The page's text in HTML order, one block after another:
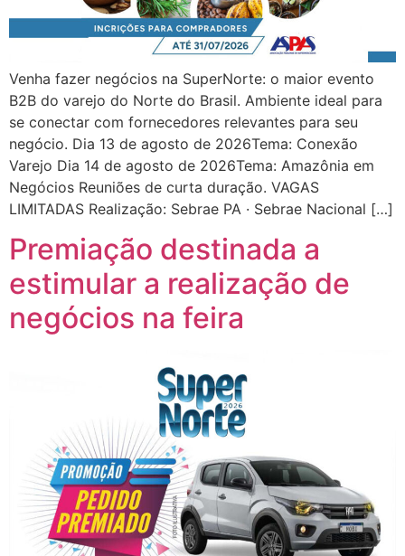
Venha fazer negócios na SuperNorte: o maior evento
B2B do varejo do Norte do Brasil. Ambiente ideal para
se conectar com fornecedores relevantes para seu
negócio. Dia 13 de agosto de 2026Tema: Conexão
Varejo Dia 14 de agosto de 2026Tema: Amazônia em
Negócios Reuniões de curta duração. VAGAS
LIMITADAS Realização: Sebrae PA · Sebrae Nacional […]
Premiação destinada a
estimular a realização de
negócios na feira